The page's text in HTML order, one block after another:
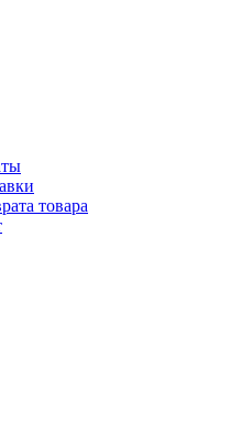
товара